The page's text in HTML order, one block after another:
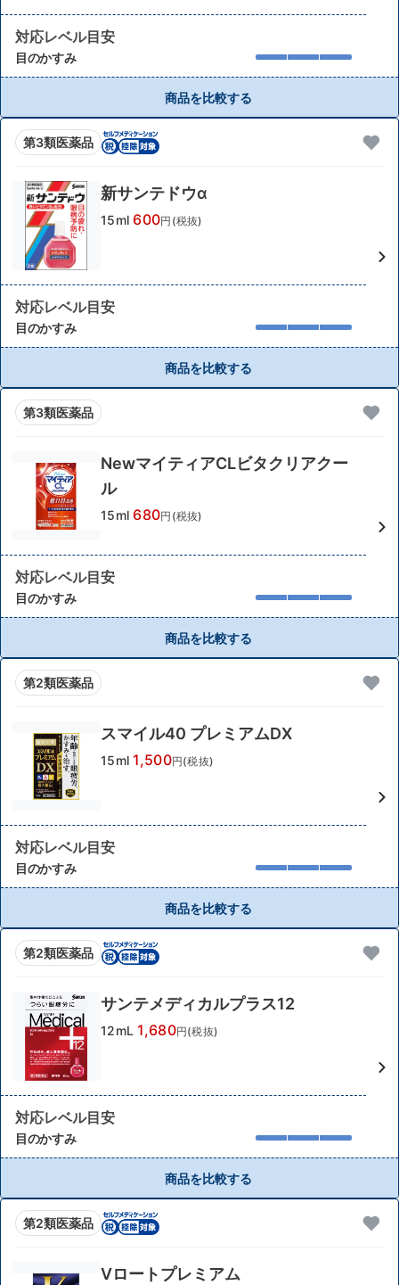
対応レベル目安
目のかすみ
商品を比較する
第3類医薬品
新サンテドウα
15ml 600円(税抜)
対応レベル目安
目のかすみ
商品を比較する
第3類医薬品
NewマイティアCLビタクリアクー
ル
15ml 680円(税抜)
対応レベル目安
目のかすみ
商品を比較する
第2類医薬品
スマイル40 プレミアムDX
15ml 1,500円(税抜)
対応レベル目安
目のかすみ
商品を比較する
第2類医薬品
サンテメディカルプラス12
12mL 1,680円(税抜)
対応レベル目安
目のかすみ
商品を比較する
第2類医薬品
Vロートプレミアム